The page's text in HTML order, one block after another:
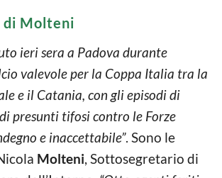
di Molteni
ieri sera a Padova durante
valevole per la Coppa Italia tra la
e il Catania, con gli episodi di
presunti tifosi contro le Forze
e inaccettabile”. Sono le
Molteni, Sottosegretario di